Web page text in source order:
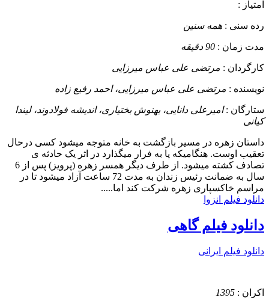
امتیاز :
رده سنی : همه سنین
مدت زمان : 90 دقیقه
کارگردان : مرتضی علی عباس میرزایی
نویسنده : مرتضی علی عباس میرزایی، احمد رفیع زاده
ستارگان :امیرعلی دانایی، بهنوش بختیاری، اندیشه فولادوند، لیندا
کیانی
داستان زهره در مسیر بازگشت به خانه متوجه میشود کسی درحال
تعقیب اوست. هنگامیکه پا به فرار میگذارد در اثر یک حادثه ی
تصادف کشته میشود. از طرف دیگر همسر زهره (پرویز) پس از 6
سال به ضمانت رئیس زندان به مدت 72 ساعت آزاد میشود تا در
مراسم خاکسپاری زهره شرکت کند اما.....
دانلود فیلم انزوا
دانلود فیلم گاهی
دانلود فیلم ایرانی
اکران : 1395